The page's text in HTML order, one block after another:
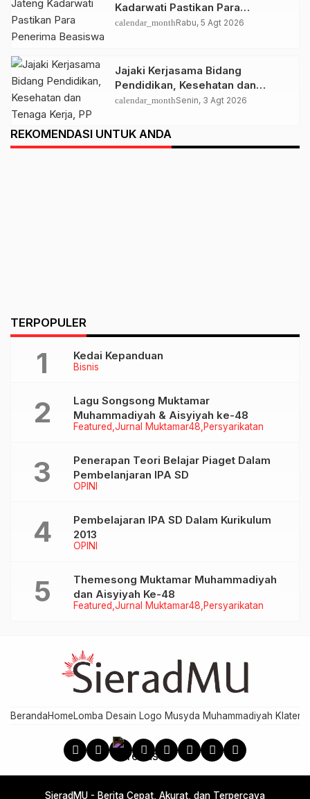
Kadarwati Pastikan Para
Penerima Beasiswa PIP Aspirasi
calendar_monthRabu, 5 Agt 2026
Jajaki Kerjasama Bidang
Pendidikan, Kesehatan dan
Tenaga Kerja, PP Muhamamdiyah
calendar_monthSenin, 3 Agt 2026
REKOMENDASI UNTUK ANDA
TERPOPULER
Bisnis
Kedai Kepanduan
Featured Jurnal Muktamar48 Persyarikatan
Lagu Songsong Muktamar
Muhammadiyah & Aisyiyah ke-48
OPINI
Penerapan Teori Belajar Piaget Dalam
Pembelanjaran IPA SD
OPINI
Pembelajaran IPA SD Dalam Kurikulum
2013
Featured Jurnal Muktamar48 Persyarikatan
Themesong Muktamar Muhammadiyah
dan Aisyiyah Ke-48
BerandaHomeLomba Desain Logo Musyda Muhammadiyah Klaten
SieradMU - Berita Cepat, Akurat, dan Terpercaya